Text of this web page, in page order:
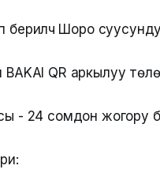
Шоро
QR аркылуу
- 24 сомдон жогору